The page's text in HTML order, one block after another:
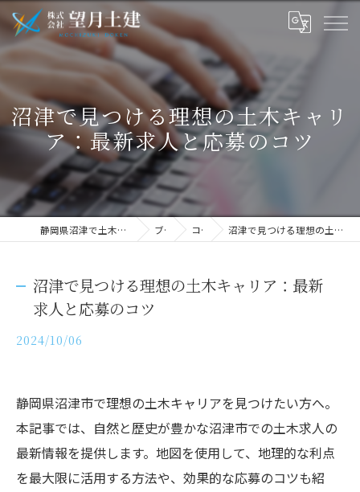
沼津で見つける理想の土木キャリ
ア：最新求人と応募のコツ
静岡県沼津で土木の求人なら株式会社望月土建 ブログ コラム 沼津で見つける理想の土木キャリア：最新求人と応募のコツ
沼津で見つける理想の土木キャリア：最新
求人と応募のコツ
2024/10/06
静岡県沼津市で理想の土木キャリアを見つけたい方へ。
本記事では、自然と歴史が豊かな沼津市での土木求人の
最新情報を提供します。地図を使用して、地理的な利点
を最大限に活用する方法や、効果的な応募のコツも紹